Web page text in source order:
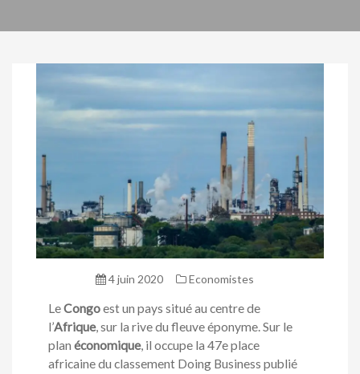
4 juin 2020 Economistes
LeCongoest un pays situé au centre de
l’Afrique, sur la rive du fleuve éponyme. Sur le
plan économique, il occupe la 47e place
africaine du classement Doing Business publié